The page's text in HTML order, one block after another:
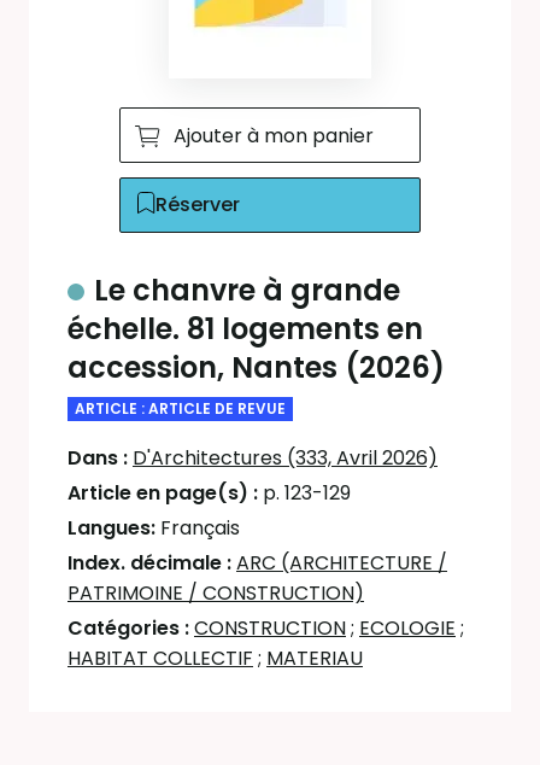
Ajouter à mon panier
Réserver
Le chanvre à grande
échelle. 81 logements en
accession, Nantes (2026)
ARTICLE : ARTICLE DE REVUE
Dans : D'Architectures (333, Avril 2026)
Article en page(s) : p. 123-129
Langues: Français
Index. décimale :ARC (ARCHITECTURE /
PATRIMOINE / CONSTRUCTION)
Catégories :CONSTRUCTION; ECOLOGIE ;
HABITAT COLLECTIF ; MATERIAU